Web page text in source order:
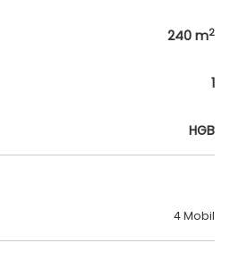
240 m2
1
HGB
4 Mobil